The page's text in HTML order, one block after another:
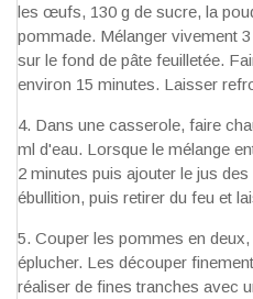
les œufs, 130 g de sucre, la
pommade. Mélanger vivement
sur le fond de pâte feuilletée.
environ 15 minutes. Laisser
Dans une casserole, faire
ml d'eau. Lorsque le mélange
2 minutes puis ajouter le jus
ébullition, puis retirer du feu et
Couper les pommes en
éplucher. Les découper
réaliser de fines tranches avec